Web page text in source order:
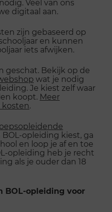
Veel van ons
digitaal aan.
zijn gebaseerd op
en kunnen
iets afwijken.
geschat. Bekijk op de
wat je nodig
Je kiest zelf waar
koopt. Meer
.
BOL-opleiding kiest, ga
en loop je af en toe
opleiding heb je recht
als je ouder dan 18
BOL-opleiding voor